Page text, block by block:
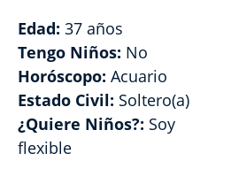
Edad: 37 años
Tengo Niños: No
Horóscopo: Acuario
Estado Civil: Soltero(a)
¿Quiere Niños?: Soy
flexible